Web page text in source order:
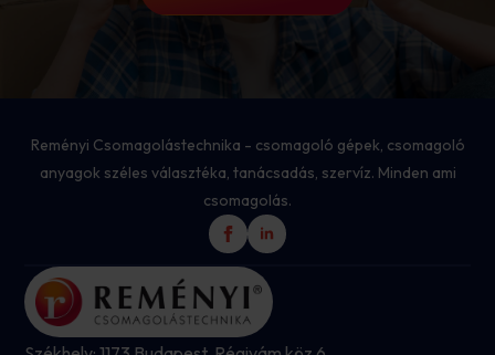
Reményi Csomagolástechnika - csomagoló gépek, csomagoló
anyagok széles választéka, tanácsadás, szervíz. Minden ami
csomagolás.